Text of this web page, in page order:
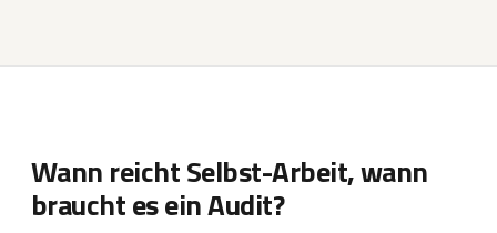
Wann reicht Selbst-Arbeit, wann
braucht es ein Audit?